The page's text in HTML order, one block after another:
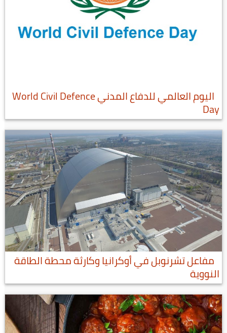
اليوم العالمي للدفاع المدني World Civil Defence
Day
مفاعل تشرنوبل في أوكرانيا وكارثة محطة الطاقة
النووية